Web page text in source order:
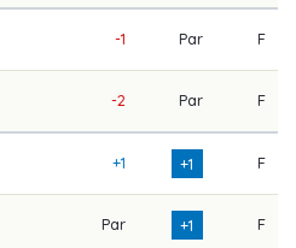
-1 Par F
-2 Par F
+1 +1 F
Par +1 F